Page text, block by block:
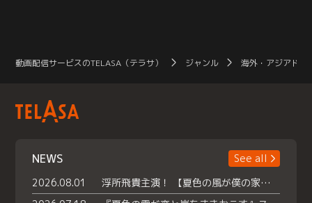
動画配信サービスのTELASA（テラサ） ジャンル 海外・アジアドラ
NEWS
See all
2026.08.01
浮所飛貴主演！ 【夏色の風が僕の家にやってきた】 本日よりテラサで独占配信スタート！